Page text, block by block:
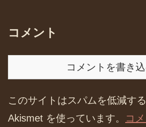
コメント
コメントを書き
このサイトはスパムを低減す
Akismet を使っています。
コ